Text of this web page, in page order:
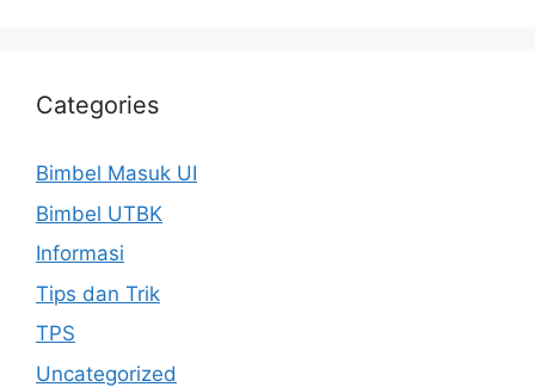
Categories
Bimbel Masuk UI
Bimbel UTBK
Informasi
Tips dan Trik
TPS
Uncategorized